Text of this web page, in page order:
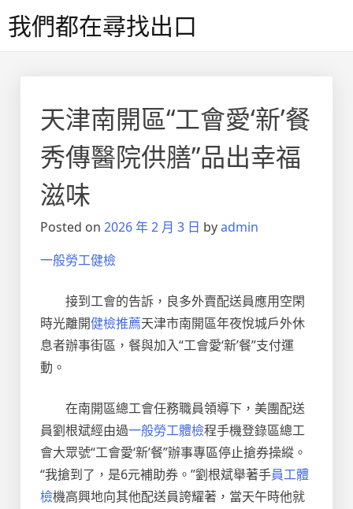
to我們都在尋找出口
天津南開區“工會愛‘新’餐
秀傳醫院供膳”品出幸福
滋味
Posted on 2026 年 2 月 3 日 byadmin
一般勞工健檢
接到工會的告訴，良多外賣配送員應用空閑
時光離開健檢推薦天津市南開區年夜悅城戶外休
息者辦事街區，餐與加入“工會愛‘新’餐”支付運
動。
在南開區總工會任務職員領導下，美團配送
員劉根斌經由過一般勞工體檢程手機登錄區總工
會大眾號“工會愛‘新’餐”辦事專區停止搶券操縱。
“我搶到了，是6元補助券。”劉根斌舉著手員工體
檢機高興地向其他配送員誇耀著，當天午時他就